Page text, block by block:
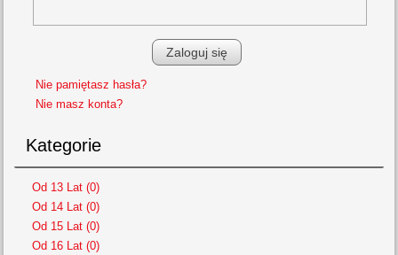
Nie pamiętasz hasła?
Nie masz konta?
Kategorie
Od 13 Lat (0)
Od 14 Lat (0)
Od 15 Lat (0)
Od 16 Lat (0)